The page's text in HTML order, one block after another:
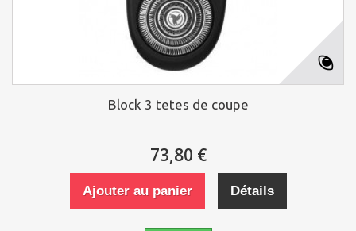
Block 3 tetes de coupe
73,80 €
Ajouter au panier Détails